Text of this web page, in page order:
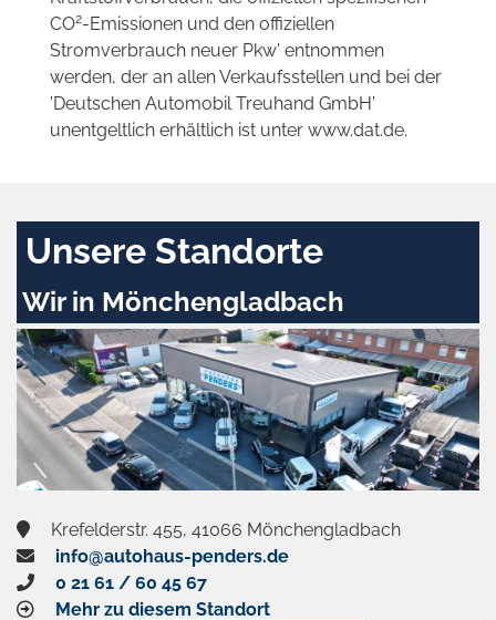
CO2-Emissionen und den offiziellen
Stromverbrauch neuer Pkw' entnommen
werden, der an allen Verkaufsstellen und bei der
'Deutschen Automobil Treuhand GmbH'
unentgeltlich erhältlich ist unter www.dat.de.
Unsere Standorte
Wir in Mönchengladbach
Krefelderstr. 455, 41066 Mönchengladbach
info@autohaus-penders.de
0 21 61 / 60 45 67
Mehr zu diesem Standort